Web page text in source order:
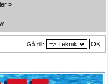
»
Gå till: